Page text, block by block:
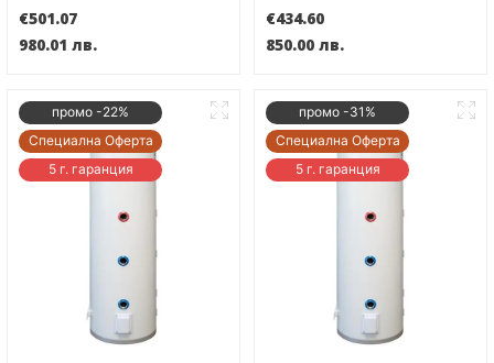
€501.07
980.01 лв.
€434.60
850.00 лв.
промо -22%
Специална Оферта
5 г. гаранция
промо -31%
Специална Оферта
5 г. гаранция